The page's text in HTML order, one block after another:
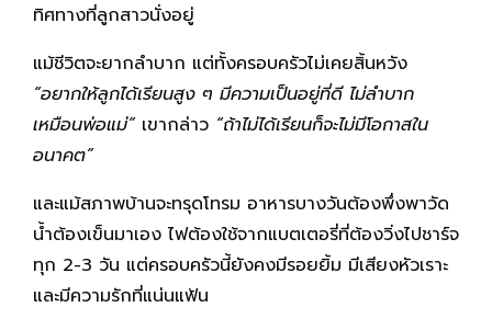
ทิศทางที่ลูกสาวนั่งอยู่
แม้ชีวิตจะยากลำบาก แต่ทั้งครอบครัวไม่เคยสิ้นหวัง
“อยากให้ลูกได้เรียนสูง ๆ มีความเป็นอยู่ที่ดี ไม่ลำบาก
เหมือนพ่อแม่”เขากล่าว “ถ้าไม่ได้เรียนก็จะไม่มีโอกาสใน
อนาคต”
และแม้สภาพบ้านจะทรุดโทรม อาหารบางวันต้องพึ่งพาวัด
น้ำต้องเข็นมาเอง ไฟต้องใช้จากแบตเตอรี่ที่ต้องวิ่งไปชาร์จ
ทุก 2-3 วัน แต่ครอบครัวนี้ยังคงมีรอยยิ้ม มีเสียงหัวเราะ
และมีความรักที่แน่นแฟ้น